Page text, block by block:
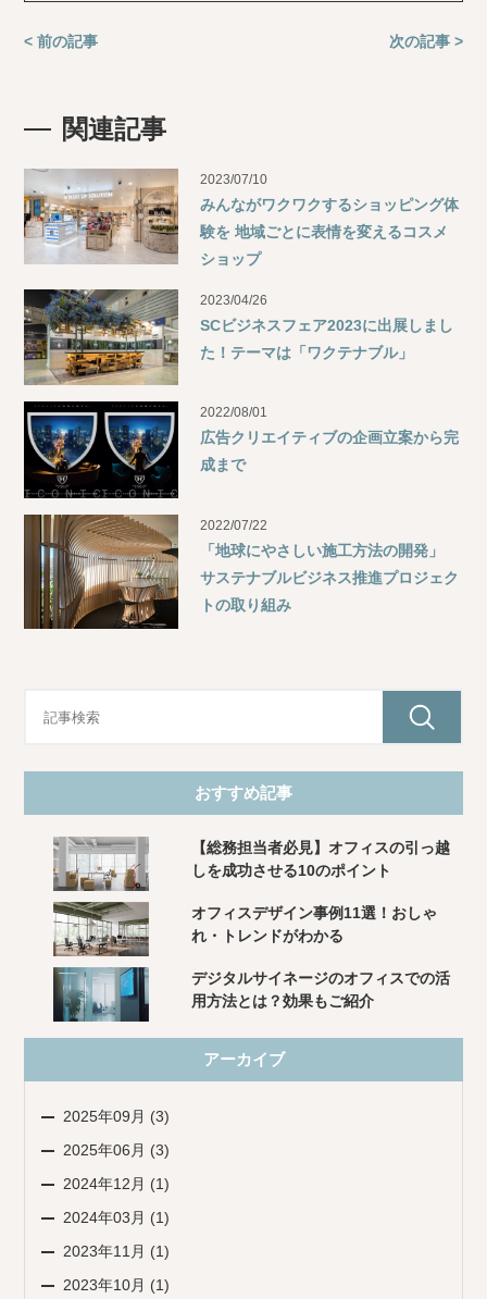
< 前の記事 次の記事 >
関連記事
2023/07/10
みんながワクワクするショッピング体
験を 地域ごとに表情を変えるコスメ
ショップ
2023/04/26
SCビジネスフェア2023に出展しまし
た！テーマは「ワクテナブル」
2022/08/01
広告クリエイティブの企画立案から完
成まで
2022/07/22
「地球にやさしい施工方法の開発」
サステナブルビジネス推進プロジェク
トの取り組み
おすすめ記事
【総務担当者必見】オフィスの引っ越
しを成功させる10のポイント
オフィスデザイン事例11選！おしゃ
れ・トレンドがわかる
デジタルサイネージのオフィスでの活
用方法とは？効果もご紹介
アーカイブ
2025年09月 (3)
2025年06月 (3)
2024年12月 (1)
2024年03月 (1)
2023年11月 (1)
2023年10月 (1)